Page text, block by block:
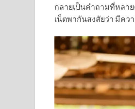
กลายเป็นคำถามที่หลา
เน็ตพากันสงสัยว่า มีคว